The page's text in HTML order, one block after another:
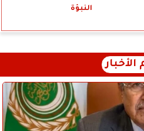
النبؤة
الأخبار